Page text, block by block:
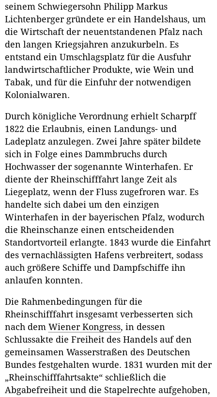
seinem Schwiegersohn Philipp Markus
Lichtenberger gründete er ein Handelshaus, um
die Wirtschaft der neuentstandenen Pfalz nach
den langen Kriegsjahren anzukurbeln. Es
entstand ein Umschlagsplatz für die Ausfuhr
landwirtschaftlicher Produkte, wie Wein und
Tabak, und für die Einfuhr der notwendigen
Kolonialwaren.
Durch königliche Verordnung erhielt Scharpff
1822 die Erlaubnis, einen Landungs- und
Ladeplatz anzulegen. Zwei Jahre später bildete
sich in Folge eines Dammbruchs durch
Hochwasser der sogenannte Winterhafen. Er
diente der Rheinschifffahrt lange Zeit als
Liegeplatz, wenn der Fluss zugefroren war. Es
handelte sich dabei um den einzigen
Winterhafen in der bayerischen Pfalz, wodurch
die Rheinschanze einen entscheidenden
Standortvorteil erlangte. 1843 wurde die Einfahrt
des vernachlässigten Hafens verbreitert, sodass
auch größere Schiffe und Dampfschiffe ihn
anlaufen konnten.
Die Rahmenbedingungen für die
Rheinschifffahrt insgesamt verbesserten sich
nach dem Wiener Kongress, in dessen
Schlussakte die Freiheit des Handels auf den
gemeinsamen Wasserstraßen des Deutschen
Bundes festgehalten wurde. 1831 wurden mit der
„Rheinschifffahrtsakte“ schließlich die
Abgabefreiheit und die Stapelrechte aufgehoben,